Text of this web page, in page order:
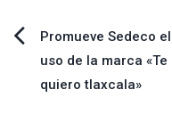
Navegación
de
Promueve Sedeco el
uso de la marca «Te
quiero tlaxcala»